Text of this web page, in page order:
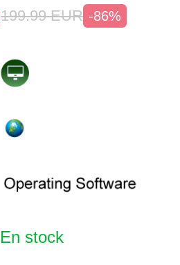
199.99 EUR -86%
En stock